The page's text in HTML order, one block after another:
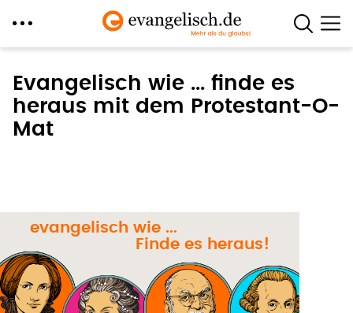
zum
Inhalt
Evangelisch wie ... finde es
heraus mit dem Protestant-O-
Mat
evangelisch wie ...
Finde es heraus!